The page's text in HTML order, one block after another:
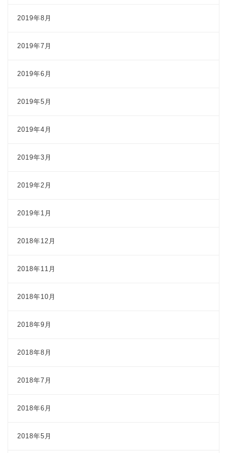
2019年8月
2019年7月
2019年6月
2019年5月
2019年4月
2019年3月
2019年2月
2019年1月
2018年12月
2018年11月
2018年10月
2018年9月
2018年8月
2018年7月
2018年6月
2018年5月